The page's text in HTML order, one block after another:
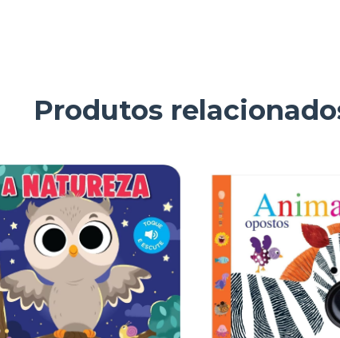
Produtos